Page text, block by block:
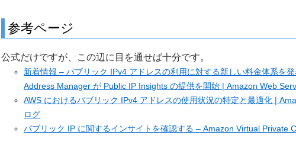
参考ページ
公式だけですが、この辺に目を通せば十分です。
新着情報 – パブリック IPv4 アドレスの利用に対する新しい料金体系を
Address Manager が Public IP Insights の提供を開始 | Amazon Web
AWS におけるパブリック IPv4 アドレスの使用状況の特定と最適化 |
ログ
パブリック IP に関するインサイトを確認する – Amazon Virtual Private